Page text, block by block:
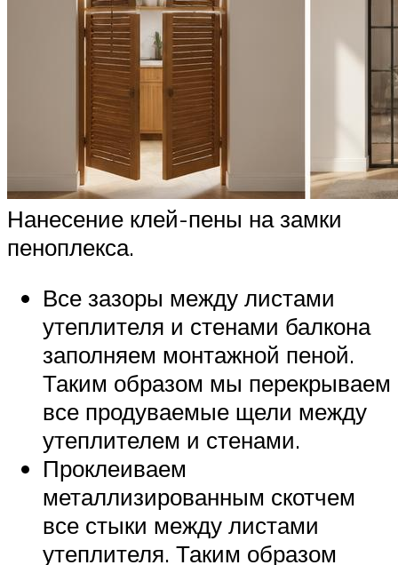
Нанесение клей-пены на замки
пеноплекса.
Все зазоры между листами
утеплителя и стенами балкона
заполняем монтажной пеной.
Таким образом мы перекрываем
все продуваемые щели между
утеплителем и стенами.
Проклеиваем
металлизированным скотчем
все стыки между листами
утеплителя. Таким образом